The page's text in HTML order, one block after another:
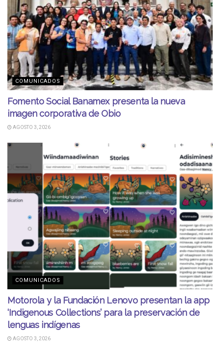
COMUNICADOS
Fomento Social Banamex presenta la nueva
imagen corporativa de Obio
AGOSTO 3, 2026
COMUNICADOS
Motorola y la Fundación Lenovo presentan la app
‘Indigenous Collections’ para la preservación de
lenguas indígenas
AGOSTO 3, 2026